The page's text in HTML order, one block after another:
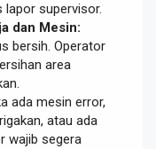
lapor supervisor.
dan Mesin:
bersih. Operator
area
ada mesin error,
atau ada
wajib segera